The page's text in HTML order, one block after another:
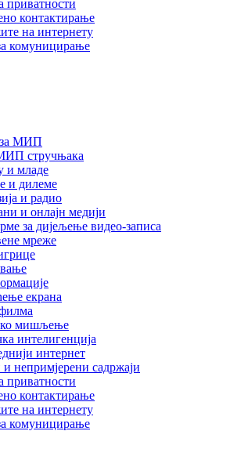
приватности
контактирање
на интернету
комуницирање
МИП
стручњака
и младе
и дилеме
и радио
и онлајн медији
за дијељење видео-записа
мреже
екрана
мишљење
интелигенција
интернет
непримјерени садржаји
приватности
контактирање
на интернету
комуницирање